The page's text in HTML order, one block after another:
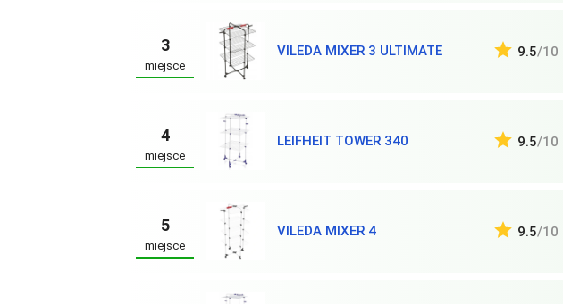
3
miejsce
VILEDA MIXER 3 ULTIMATE 9.5/10
4
miejsce
LEIFHEIT TOWER 340 9.5/10
5
miejsce
VILEDA MIXER 4 9.5/10